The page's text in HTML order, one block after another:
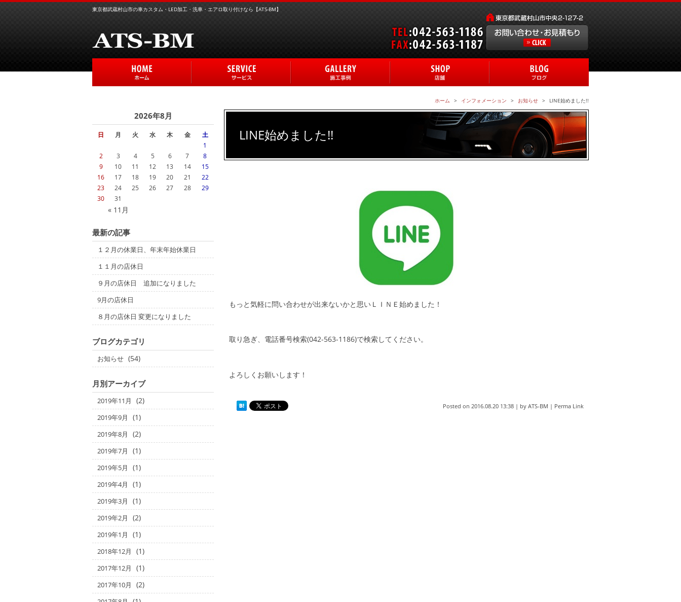
東京都武蔵村山市の車カスタム・LED加工・洗車・エアロ取り付けなら【ATS-BM】
ホーム インフォメーション お知らせ LINE始めました!!
LINE始めました!!
もっと気軽に問い合わせが出来ないかと思いＬＩＮＥ始めました！
取り急ぎ、電話番号検索(042-563-1186)で検索してください。
よろしくお願いします！
Posted on 2016.08.20 13:38 | by ATS-BM | Perma Link
2026年8月
日 月 火 水 木 金 土
« 11月
1
2
3 4 5 6 7
8
9
10 11 12 13 14
15
16
17 18 19 20 21
22
23
24 25 26 27 28
29
30
31
最新の記事
１２月の休業日、年末年始休業日
１１月の店休日
９月の店休日 追加になりました
9月の店休日
８月の店休日 変更になりました
ブログカテゴリ
お知らせ (54)
月別アーカイブ
2019年11月 (2)
2019年9月 (1)
2019年8月 (2)
2019年7月 (1)
2019年5月 (1)
2019年4月 (1)
2019年3月 (1)
2019年2月 (2)
2019年1月 (1)
2018年12月 (1)
2017年12月 (1)
2017年10月 (2)